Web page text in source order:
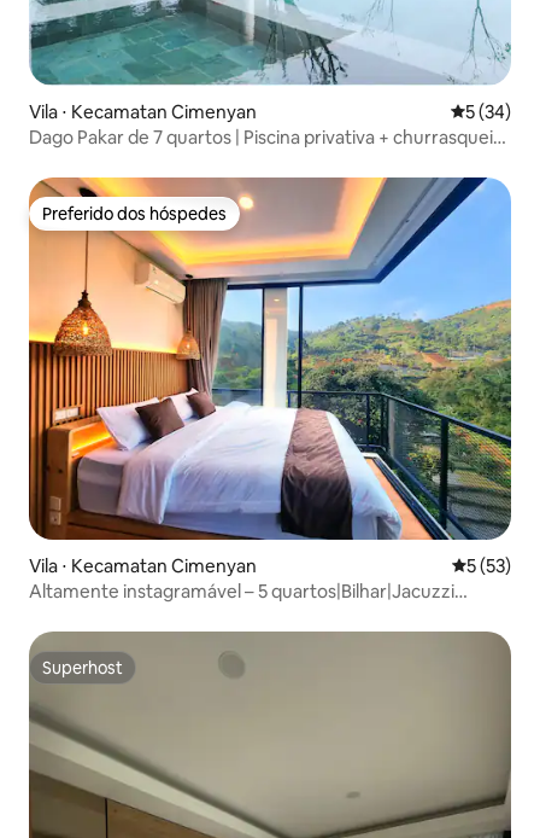
Vila ⋅ Kecamatan Cimenyan 5 de uma
5 (34)
Dago Pakar de 7 quartos | Piscina privativa + churrasqueira
Preferido dos hóspedes
Preferido dos hóspedes
Vila ⋅ Kecamatan Cimenyan 5 de uma
5 (53)
Altamente instagramável – 5 quartos|Bilhar|Jacuzzi
Superhost
Superhost